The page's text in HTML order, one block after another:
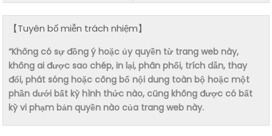
【Tuyên bố miễn trách nhiệm】
“Không có sự đồng ý hoặc ủy quyền từ trang web này,
không ai được sao chép, in lại, phân phối, trích dẫn, thay
đổi, phát sóng hoặc công bố nội dung toàn bộ hoặc một
phần dưới bất kỳ hình thức nào, cũng không được có bất
kỳ vi phạm bản quyền nào của trang web này.